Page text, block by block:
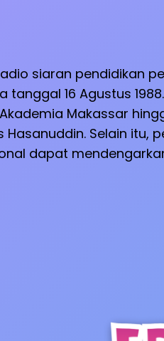
siaran pendidikan
16 Agustus 1988.
Makassar
Selain itu,
dapat